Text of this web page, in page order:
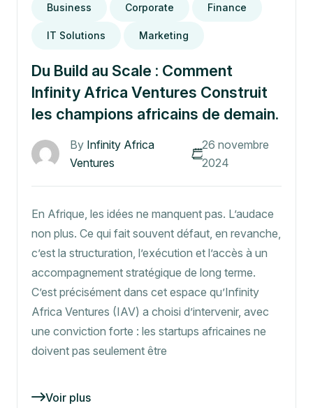
Business Corporate Finance
IT Solutions Marketing
Du Build au Scale : Comment
Infinity Africa Ventures Construit
les champions africains de demain.
By Infinity Africa
Ventures
26 novembre
2024
En Afrique, les idées ne manquent pas. L’audace
non plus. Ce qui fait souvent défaut, en revanche,
c’est la structuration, l’exécution et l’accès à un
accompagnement stratégique de long terme.
C’est précisément dans cet espace qu’Infinity
Africa Ventures (IAV) a choisi d’intervenir, avec
une conviction forte : les startups africaines ne
doivent pas seulement être
Voir plus